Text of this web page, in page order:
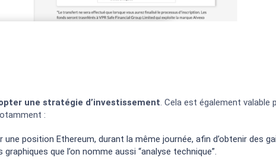
une stratégie d’investissement. Cela est également valable
:
position Ethereum, durant la même journée, afin d’obtenir des
que l’on nomme aussi “analyse technique”.